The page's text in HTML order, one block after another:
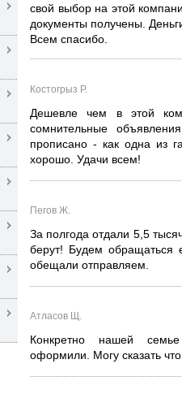
свой выбор на этой
документы получены.
Всем спасибо.
Костогрыз Р.
Дешевле чем в этой
сомнительные
прописано - как одна из
хорошо. Удачи всем!
Пегов Ж.
За полгода отдали 5,5
берут! Будем обращаться
обещали отправляем.
Атласов Щ.
Конкретно нашей
оформили. Могу сказать